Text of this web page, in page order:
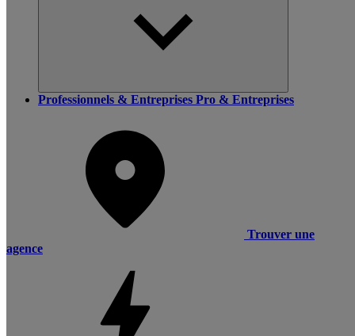
Professionnels & Entreprises Pro & Entreprises
Trouver une
agence